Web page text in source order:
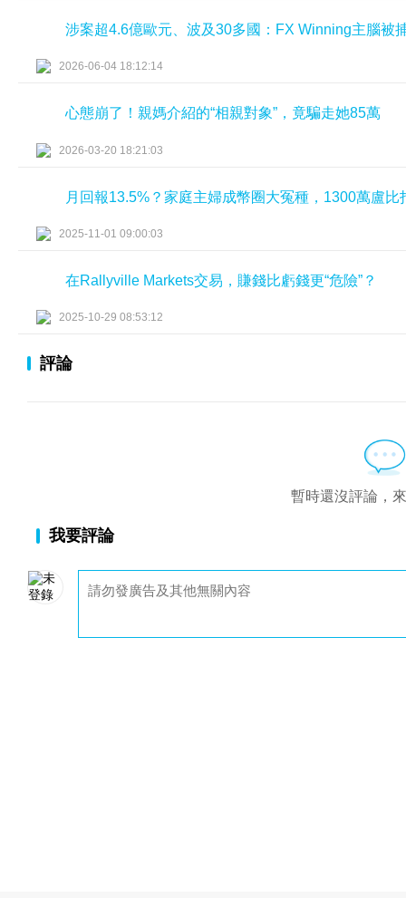
涉案超4.6億歐元、波及30多國：FX Winning主腦被
2026-06-04 18:12:14
心態崩了！親媽介紹的“相親對象”，竟騙走她85萬
2026-03-20 18:21:03
月回報13.5%？家庭主婦成幣圈大冤種，1300萬盧比
2025-11-01 09:00:03
在Rallyville Markets交易，賺錢比虧錢更“危險”？
2025-10-29 08:53:12
評論
暫時還沒評論，
我要評論